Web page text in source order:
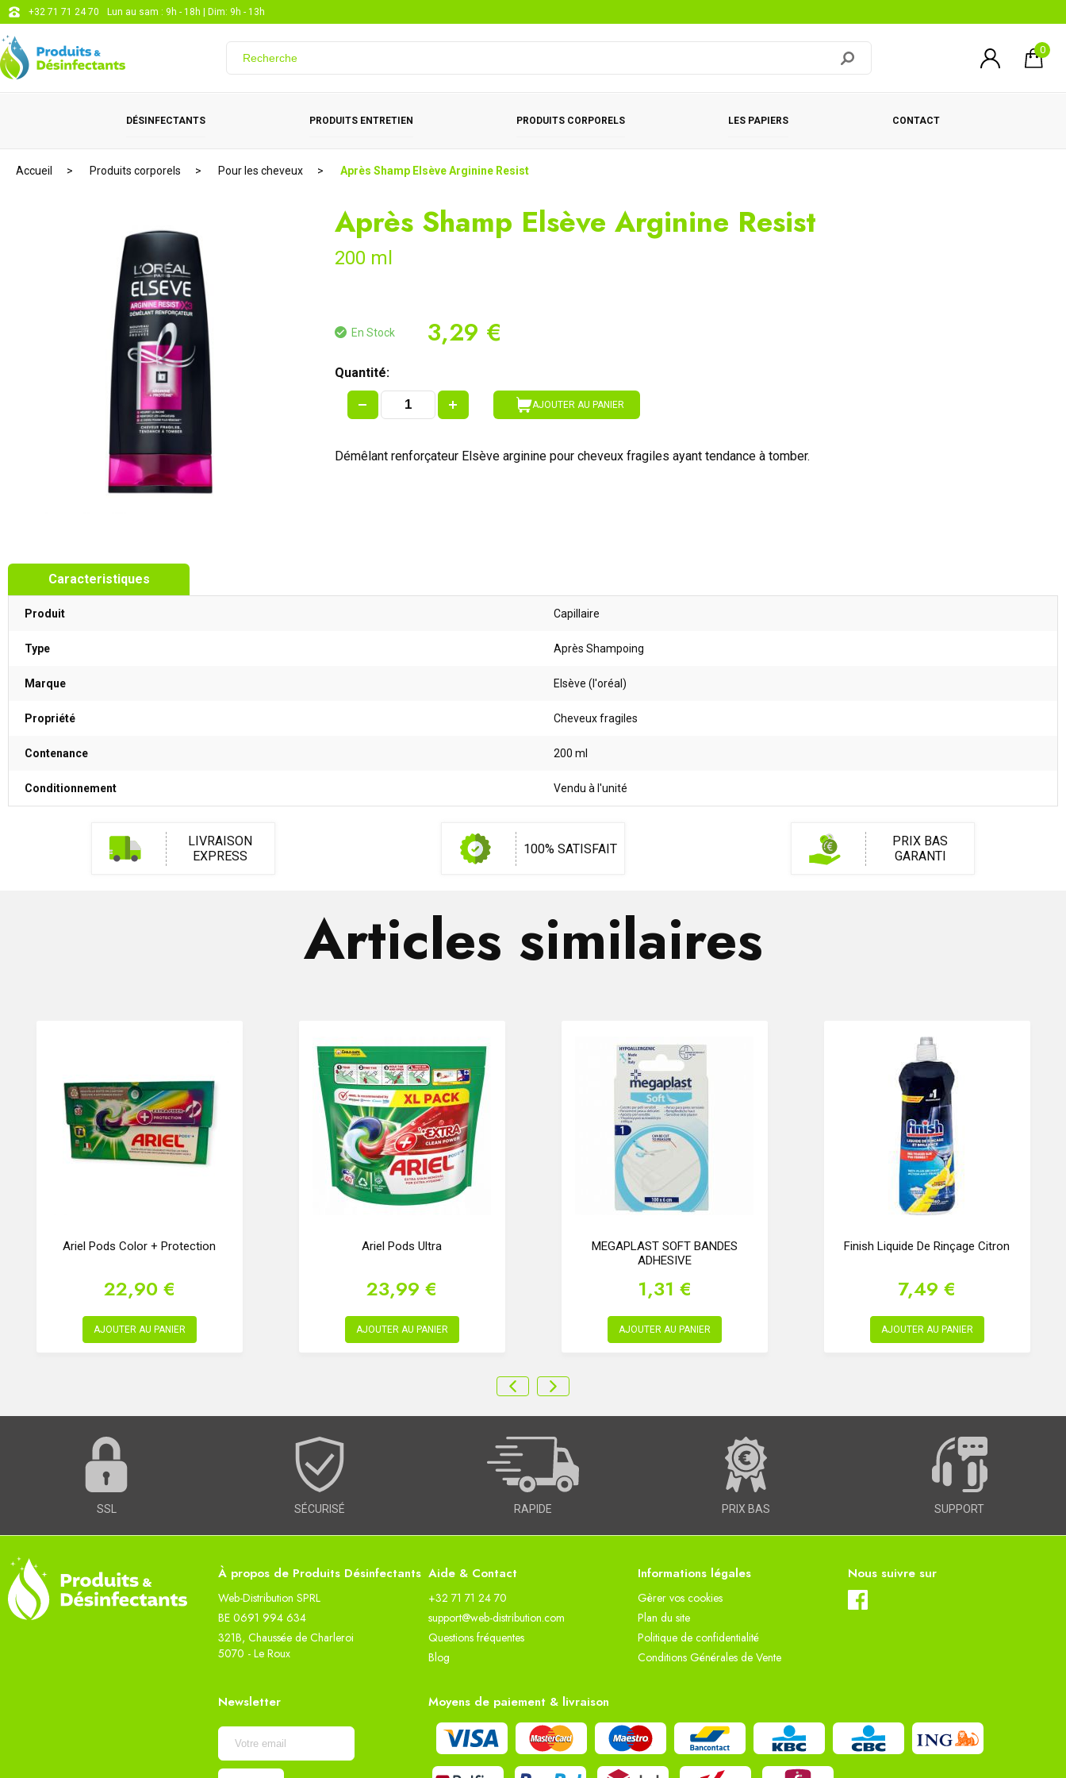
+32 71 71 24 70 Lun au sam : 9h - 18h | Dim: 9h - 13h
0
DÉSINFECTANTS PRODUITS ENTRETIEN PRODUITS CORPORELS LES PAPIERS CONTACT
Accueil Produits corporels Pour les cheveux Après Shamp Elsève Arginine Resist
Après Shamp Elsève Arginine Resist
200 ml
En Stock 3,29 €
Quantité:
AJOUTER AU PANIER
Démêlant renforçateur Elsève arginine pour cheveux fragiles ayant tendance à tomber.
Caracteristiques
Produit Capillaire
Type Après Shampoing
Marque Elsève (l'oréal)
Propriété Cheveux fragiles
Contenance 200 ml
Conditionnement Vendu à l'unité
LIVRAISON
EXPRESS
100% SATISFAIT
PRIX BAS
GARANTI
Articles similaires
Ariel Pods Color + Protection
22,90 €
AJOUTER AU PANIER
Ariel Pods Ultra
23,99 €
AJOUTER AU PANIER
MEGAPLAST SOFT BANDES
ADHESIVE
1,31 €
AJOUTER AU PANIER
Finish Liquide De Rinçage Citron
7,49 €
AJOUTER AU PANIER
SSL SÉCURISÉ RAPIDE PRIX BAS SUPPORT
À propos de Produits Désinfectants
Web-Distribution SPRL
BE 0691 994 634
321B, Chaussée de Charleroi
5070 - Le Roux
Aide & Contact
+32 71 71 24 70
support@web-distribution.com
Questions fréquentes
Blog
Informations légales
Gèrer vos cookies
Plan du site
Politique de confidentialité
Conditions Générales de Vente
Nous suivre sur
Newsletter Moyens de paiement & livraison